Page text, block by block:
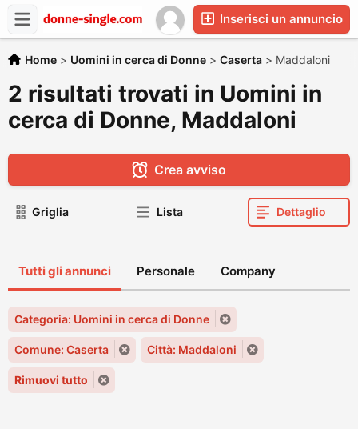
Inserisci un annuncio
Home > Uomini in cerca di Donne > Caserta > Maddaloni
2 risultati trovati in Uomini in
cerca di Donne, Maddaloni
Crea avviso
Griglia Lista Dettaglio
Tutti gli annunci Personale Company
Categoria: Uomini in cerca di Donne
Comune: Caserta Città: Maddaloni
Rimuovi tutto